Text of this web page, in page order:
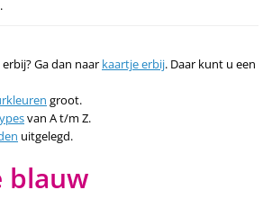
Ga dan naar kaartje erbij. Daar kunt u een
groot.
van A t/m Z.
uitgelegd.
blauw